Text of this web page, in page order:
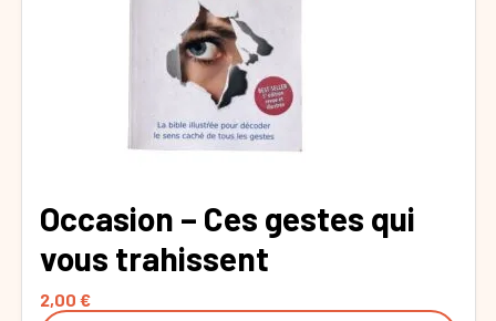
Occasion – Ces gestes qui
vous trahissent
2,00 €